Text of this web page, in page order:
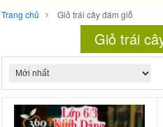
Trang chủ Giỏ trái cây đám giỗ
Giỏ trái